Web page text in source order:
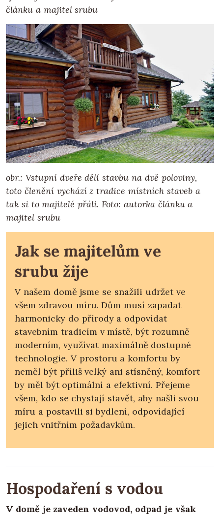
článku a majitel srubu
obr.: Vstupní dveře dělí stavbu na dvě poloviny,
toto členění vychází z tradice místních staveb a
tak si to majitelé přáli. Foto: autorka článku a
majitel srubu
Jak se majitelům ve
srubu žije
V našem domě jsme se snažili udržet ve
všem zdravou míru. Dům musí zapadat
harmonicky do přírody a odpovídat
stavebním tradicím v místě, být rozumně
moderním, využívat maximálně dostupné
technologie. V prostoru a komfortu by
neměl být příliš velký ani stísněný, komfort
by měl být optimální a efektivní. Přejeme
všem, kdo se chystají stavět, aby našli svou
míru a postavili si bydlení, odpovídající
jejich vnitřním požadavkům.
Hospodaření s vodou
V domě je zaveden vodovod, odpad je však